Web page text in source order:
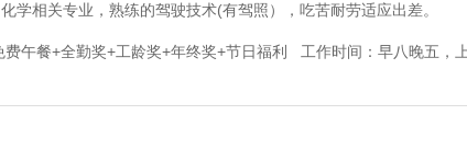
相关专业，熟练的驾驶技术(有驾照），吃苦耐劳适应出差。
午餐+全勤奖+工龄奖+年终奖+节日福利 工作时间：早八晚五，